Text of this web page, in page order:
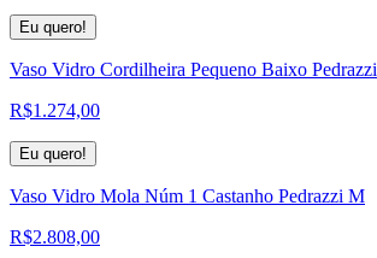
Eu quero!
Vaso Vidro Cordilheira Pequeno Baixo Pedrazzi
R$1.274,00
Eu quero!
Vaso Vidro Mola Núm 1 Castanho Pedrazzi M
R$2.808,00